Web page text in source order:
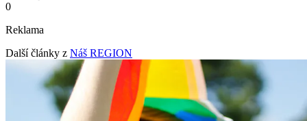
0
Reklama
Další články z Náš REGION